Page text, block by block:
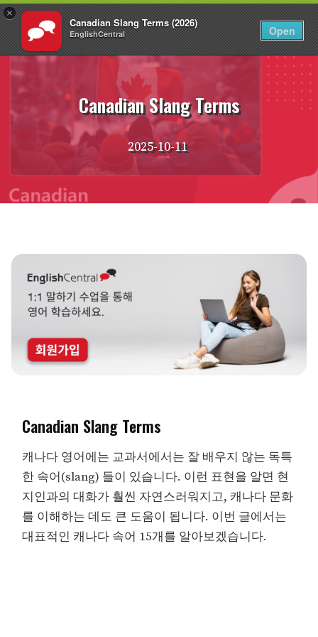
×
Canadian Slang Terms (2026)
EnglishCentral Open
로그인 KO
Skip
content
Canadian Slang Terms
2025-10-11
Canadian Slang Terms
캐나다 영어에는 교과서에서는 잘 배우지 않는 독특
한 속어(slang) 들이 있습니다. 이런 표현을 알면 현
지인과의 대화가 훨씬 자연스러워지고, 캐나다 문화
를 이해하는 데도 큰 도움이 됩니다. 이번 글에서는
대표적인 캐나다 속어 15개를 알아보겠습니다.